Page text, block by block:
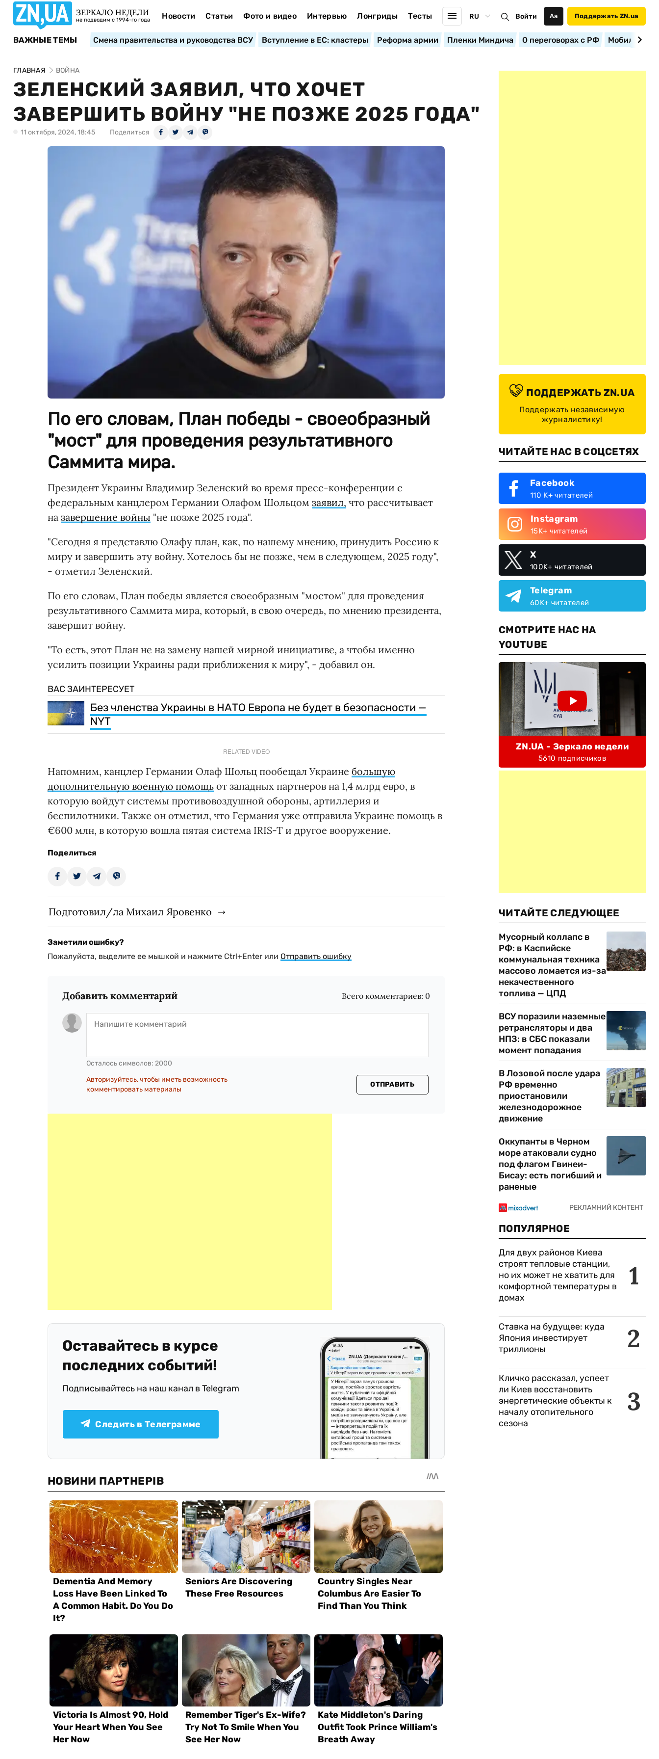
ЗЕРКАЛО НЕДЕЛИ
не подводим с 1994-го года Новости Статьи Фото и видео Интервью Лонгриды Тесты RU Войти Аа Поддержать ZN.ua
ВАЖНЫЕ ТЕМЫ Смена правительства и руководства ВСУ Вступление в ЕС: кластеры Реформа армии Пленки Миндича О переговорах с РФ
ГЛАВНАЯ ВОЙНА
ЗЕЛЕНСКИЙ ЗАЯВИЛ, ЧТО ХОЧЕТ
ЗАВЕРШИТЬ ВОЙНУ "НЕ ПОЗЖЕ 2025 ГОДА"
11 октября, 2024, 18:45 Поделиться
По его словам, План победы - своеобразный
"мост" для проведения результативного
Саммита мира.
Президент Украины Владимир Зеленский во время пресс-конференции с
федеральным канцлером Германии Олафом Шольцом заявил, что рассчитывает
на завершение войны "не позже 2025 года".
"Сегодня я представлю Олафу план, как, по нашему мнению, принудить Россию к
миру и завершить эту войну. Хотелось бы не позже, чем в следующем, 2025 году",
- отметил Зеленский.
По его словам, План победы является своеобразным "мостом" для проведения
результативного Саммита мира, который, в свою очередь, по мнению президента,
завершит войну.
"То есть, этот План не на замену нашей мирной инициативе, а чтобы именно
усилить позиции Украины ради приближения к миру", - добавил он.
ВАС ЗАИНТЕРЕСУЕТ
Без членства Украины в НАТО Европа не будет в безопасности —
NYT
RELATED VIDEO
Напомним, канцлер Германии Олаф Шольц пообещал Украине большую
дополнительную военную помощь от западных партнеров на 1,4 млрд евро, в
которую войдут системы противовоздушной обороны, артиллерия и
беспилотники. Также он отметил, что Германия уже отправила Украине помощь в
€600 млн, в которую вошла пятая система IRIS-T и другое вооружение.
Поделиться
Подготовил/ла Михаил Яровенко
Заметили ошибку?
Пожалуйста, выделите ее мышкой и нажмите Ctrl+Enter или Отправить ошибку
Добавить комментарий Всего комментариев: 0
Осталось символов: 2000
Авторизуйтесь, чтобы иметь возможность
комментировать материалы
ОТПРАВИТЬ
Оставайтесь в курсе
последних событий!
Подписывайтесь на наш канал в Telegram
Следить в Телеграмме
ПОДДЕРЖАТЬ ZN.UA
Поддержать независимую
журналистику!
ЧИТАЙТЕ НАС В СОЦСЕТЯХ
Facebook
110 K+ читателей
Instagram
15K+ читателей
X
100K+ читателей
Telegram
60K+ читателей
СМОТРИТЕ НАС НА
YOUTUBE
ZN.UA - Зеркало недели
5610 подписчиков
ЧИТАЙТЕ СЛЕДУЮЩЕЕ
Мусорный коллапс в
РФ: в Каспийске
коммунальная техника
массово ломается из-за
некачественного
топлива — ЦПД
ВСУ поразили наземные
ретрансляторы и два
НПЗ: в СБС показали
момент попадания
В Лозовой после удара
РФ временно
приостановили
железнодорожное
движение
Оккупанты в Черном
море атаковали судно
под флагом Гвинеи-
Бисау: есть погибший и
раненые
ПОПУЛЯРНОЕ
1
Для двух районов Киева
строят тепловые станции,
но их может не хватить для
комфортной температуры в
домах
2
Ставка на будущее: куда
Япония инвестирует
триллионы
3
Кличко рассказал, успеет
ли Киев восстановить
энергетические объекты к
началу отопительного
сезона